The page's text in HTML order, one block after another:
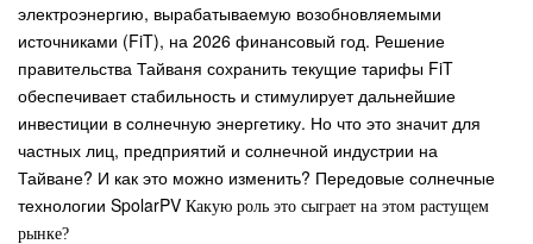
электроэнергию, вырабатываемую возобновляемыми
источниками (FiT), на 2026 финансовый год. Решение
правительства Тайваня сохранить текущие тарифы FiT
обеспечивает стабильность и стимулирует дальнейшие
инвестиции в солнечную энергетику. Но что это значит для
частных лиц, предприятий и солнечной индустрии на
Тайване? И как это можно изменить? Передовые солнечные
технологии SpolarPV Какую роль это сыграет на этом растущем
рынке?